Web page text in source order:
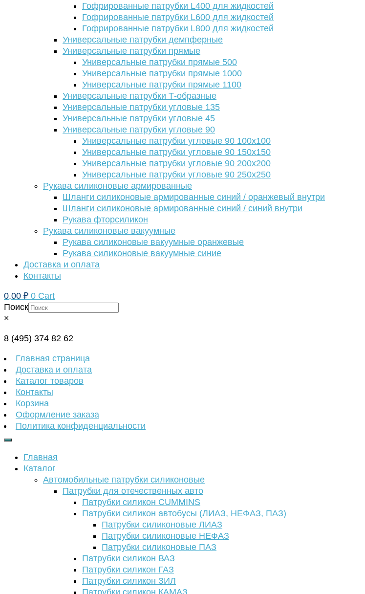
Гофрированные патрубки L400 для жидкостей
Гофрированные патрубки L600 для жидкостей
Гофрированные патрубки L800 для жидкостей
Универсальные патрубки демпферные
Универсальные патрубки прямые
Универсальные патрубки прямые 500
Универсальные патрубки прямые 1000
Универсальные патрубки прямые 1100
Универсальные патрубки Т-образные
Универсальные патрубки угловые 135
Универсальные патрубки угловые 45
Универсальные патрубки угловые 90
Универсальные патрубки угловые 90 100х100
Универсальные патрубки угловые 90 150х150
Универсальные патрубки угловые 90 200х200
Универсальные патрубки угловые 90 250х250
Рукава силиконовые армированные
Шланги силиконовые армированные синий / оранжевый внутри
Шланги силиконовые армированные синий / синий внутри
Рукава фторсиликон
Рукава силиконовые вакуумные
Рукава силиконовые вакуумные оранжевые
Рукава силиконовые вакуумные синие
Доставка и оплата
Контакты
0,00 ₽ 0 Cart
Поиск
×
8 (495) 374 82 62
Главная страница
Доставка и оплата
Каталог товаров
Контакты
Корзина
Оформление заказа
Политика конфиденциальности
Главная
Каталог
Автомобильные патрубки силиконовые
Патрубки для отечественных авто
Патрубки силикон CUMMINS
Патрубки силикон автобусы (ЛИАЗ, НЕФАЗ, ПАЗ)
Патрубки силиконовые ЛИАЗ
Патрубки силиконовые НЕФАЗ
Патрубки силиконовые ПАЗ
Патрубки силикон ВАЗ
Патрубки силикон ГАЗ
Патрубки силикон ЗИЛ
Патрубки силикон КАМАЗ